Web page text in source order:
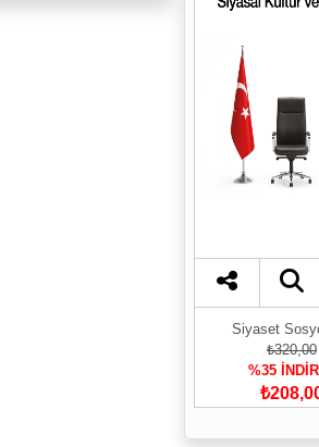
Siyaset
₺320,00
%35